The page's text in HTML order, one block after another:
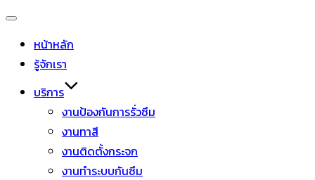
หน้าหลัก
รู้จักเรา
บริการ
งานป้องกันการรั่วซึม
งานทาสี
งานติดตั้งกระจก
งานทำระบบกันซึม